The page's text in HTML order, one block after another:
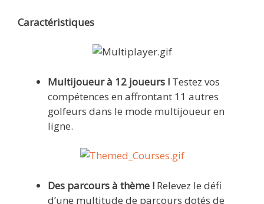
Caractéristiques
Multijoueur à 12 joueurs ! Testez vos
compétences en affrontant 11 autres
golfeurs dans le mode multijoueur en
ligne.
Des parcours à thème ! Relevez le défi
d’une multitude de parcours dotés de